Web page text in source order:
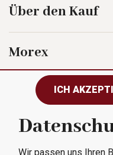
Über den Kauf
Morex
Folgen Sie uns
ICH
Wir passen uns Ihren